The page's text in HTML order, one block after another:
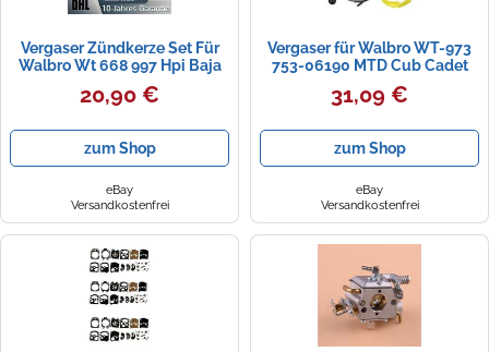
Vergaser Zündkerze Set Für
Walbro Wt 668 997 Hpi Baja
5B Fg Zenoah Dichtungen
20,90 €
zum Shop
eBay
Versandkostenfrei
Vergaser für Walbro WT-973
753-06190 MTD Cub Cadet
rm2560/2570/2750 M2500
31,09 €
zum Shop
eBay
Versandkostenfrei